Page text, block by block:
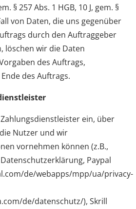
§ 257 Abs. 1 HGB, 10 J, gem. §
von Daten, die uns gegenüber
durch den Auftraggeber
löschen wir die Daten
des Auftrags,
des Auftrags.
ein, über
Nutzer und wir
vornehmen können (z.B.,
Paypal
de/webapps/mpp/ua/privacy-
de/datenschutz/), Skrill